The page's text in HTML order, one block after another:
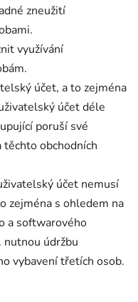
zneužití
využívání
účet, a to zejména
účet déle
poruší své
obchodních
účet nemusí
zejména s ohledem na
a softwarového
nutnou údržbu
vybavení třetích osob.